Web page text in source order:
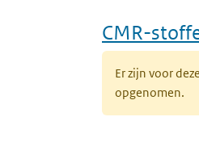
CMR-
Er zijn voor
opgenomen.